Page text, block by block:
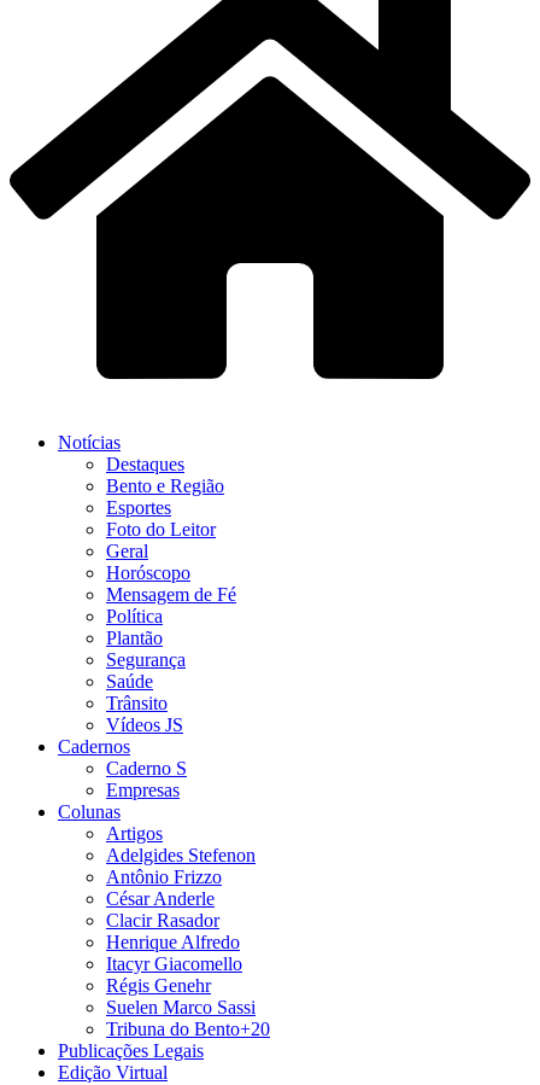
Notícias
Destaques
Bento e Região
Esportes
Foto do Leitor
Geral
Horóscopo
Mensagem de Fé
Política
Plantão
Segurança
Saúde
Trânsito
Vídeos JS
Cadernos
Caderno S
Empresas
Colunas
Artigos
Adelgides Stefenon
Antônio Frizzo
César Anderle
Clacir Rasador
Henrique Alfredo
Itacyr Giacomello
Régis Genehr
Suelen Marco Sassi
Tribuna do Bento+20
Publicações Legais
Edição Virtual